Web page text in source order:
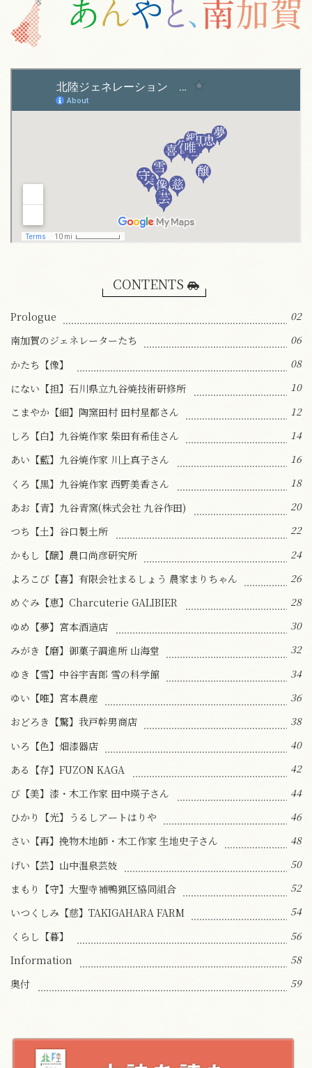
CONTENTS
Prologue
02
南加賀のジェネレーターたち
06
かたち【像】
08
にない【担】石川県立九谷焼技術研修所
10
こまやか【細】陶窯田村 田村星都さん
12
しろ【白】九谷焼作家 柴田有希佳さん
14
あい【藍】九谷焼作家 川上真子さん
16
くろ【黒】九谷焼作家 西野美香さん
18
あお【青】九谷青窯(株式会社 九谷作田)
20
つち【土】谷口製土所
22
かもし【醸】農口尚彦研究所
24
よろこび【喜】有限会社まるしょう 農家まりちゃん
26
めぐみ【恵】Charcuterie GALIBIER
28
ゆめ【夢】宮本酒造店
30
みがき【磨】御菓子調進所 山海堂
32
ゆき【雪】中谷宇吉郎 雪の科学館
34
ゆい【唯】宮本農産
36
おどろき【驚】我戸幹男商店
38
いろ【色】畑漆器店
40
ある【存】FUZON KAGA
42
び【美】漆・木工作家 田中瑛子さん
44
ひかり【光】うるしアートはりや
46
さい【再】挽物木地師・木工作家 生地史子さん
48
げい【芸】山中温泉芸妓
50
まもり【守】大聖寺補鴨猟区協同組合
52
いつくしみ【慈】TAKIGAHARA FARM
54
くらし【暮】
56
Information
58
奥付
59